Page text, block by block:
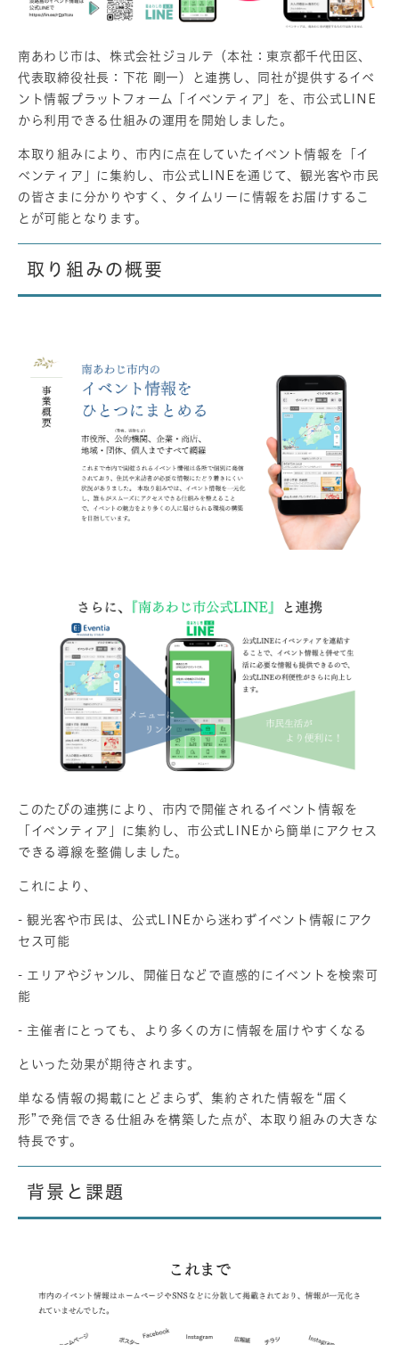
南あわじ市は、株式会社ジョルテ（本社：東京都千代田区、
代表取締役社長：下花 剛一）と連携し、同社が提供するイベ
ント情報プラットフォーム「イベンティア」を、市公式LINE
から利用できる仕組みの運用を開始しました。
本取り組みにより、市内に点在していたイベント情報を「イ
ベンティア」に集約し、市公式LINEを通じて、観光客や市民
の皆さまに分かりやすく、タイムリーに情報をお届けするこ
とが可能となります。
取り組みの概要
このたびの連携により、市内で開催されるイベント情報を
「イベンティア」に集約し、市公式LINEから簡単にアクセス
できる導線を整備しました。
これにより、
- 観光客や市民は、公式LINEから迷わずイベント情報にアク
セス可能
- エリアやジャンル、開催日などで直感的にイベントを検索可
能
- 主催者にとっても、より多くの方に情報を届けやすくなる
といった効果が期待されます。
単なる情報の掲載にとどまらず、集約された情報を“届く
形”で発信できる仕組みを構築した点が、本取り組みの大きな
特長です。
背景と課題